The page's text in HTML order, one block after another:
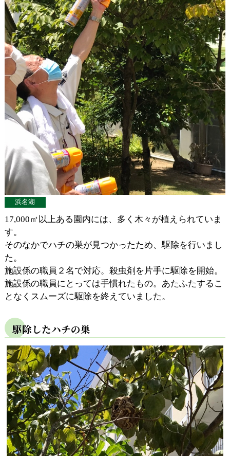
浜名湖
17,000㎡以上ある園内には、多く木々が植えられていま
す。
そのなかでハチの巣が見つかったため、駆除を行いまし
た。
施設係の職員２名で対応。殺虫剤を片手に駆除を開始。
施設係の職員にとっては手慣れたもの。あたふたするこ
となくスムーズに駆除を終えていました。
駆除したハチの巣